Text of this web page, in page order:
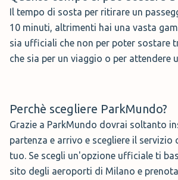
Il tempo di sosta per ritirare un
10 minuti, altrimenti hai una vasta
sia ufficiali che non per poter sostare
che sia per un viaggio o per attendere
Perchè scegliere ParkMundo?
Grazie a ParkMundo dovrai soltanto
partenza e arrivo e scegliere il servizio
tuo. Se scegli un'opzione ufficiale ti
sito degli aeroporti di Milano e